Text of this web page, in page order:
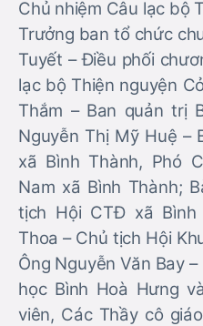
Chủ nhiệm Câu lạc bộ
Trưởng ban tổ chức
Tuyết – Điều phối
lạc bộ Thiện nguyện
Thắm – Ban quản trị
Nguyễn Thị Mỹ Huệ –
xã Bình Thành, Phó
Nam xã Bình Thành;
tịch Hội CTĐ xã
Thoa – Chủ tịch Hội
Ông Nguyễn Văn Bay
học Bình Hoà Hưng
viên, Các Thầy cô